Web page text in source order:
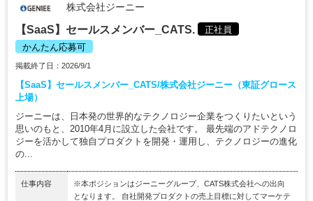
株式会社ジーニー
【SaaS】セールスメンバー_CATS.
正社員
かんたん応募可
掲載終了日：2026/9/1
【SaaS】セールスメンバー_CATS/株式会社ジーニー（東証グロース
上場）
ジーニーは、日本発の世界的なテクノロジー企業をつくりたいという
思いのもと、2010年4月に設立した会社です。 最先端のアドテクノロ
ジーを活かして独自プロダクトを開発・運用し、テクノロジーの進化
の...
仕事内容
※本ポジションはジーニーグループ、CATS株式会社への出向
となります。 自社開発プロダクトの売上目標に対してマーケテ